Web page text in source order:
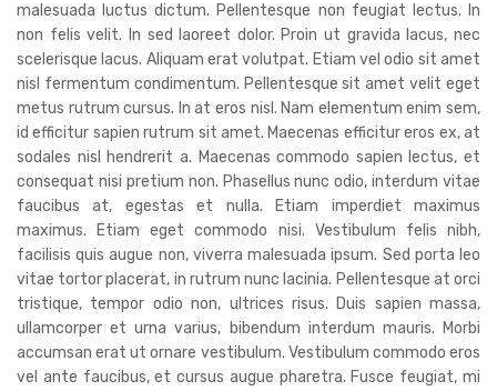
malesuada luctus dictum. Pellentesque non feugiat lectus. In
non felis velit. In sed laoreet dolor. Proin ut gravida lacus, nec
scelerisque lacus. Aliquam erat volutpat. Etiam vel odio sit amet
nisl fermentum condimentum. Pellentesque sit amet velit eget
metus rutrum cursus. In at eros nisl. Nam elementum enim sem,
id efficitur sapien rutrum sit amet. Maecenas efficitur eros ex, at
sodales nisl hendrerit a. Maecenas commodo sapien lectus, et
consequat nisi pretium non. Phasellus nunc odio, interdum vitae
faucibus at, egestas et nulla. Etiam imperdiet maximus
maximus. Etiam eget commodo nisi. Vestibulum felis nibh,
facilisis quis augue non, viverra malesuada ipsum. Sed porta leo
vitae tortor placerat, in rutrum nunc lacinia. Pellentesque at orci
tristique, tempor odio non, ultrices risus. Duis sapien massa,
ullamcorper et urna varius, bibendum interdum mauris. Morbi
accumsan erat ut ornare vestibulum. Vestibulum commodo eros
vel ante faucibus, et cursus augue pharetra. Fusce feugiat, mi